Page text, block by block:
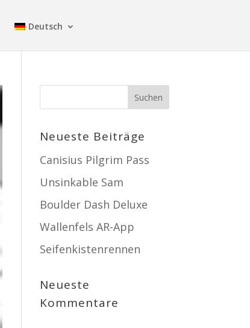
Deutsch
Neueste Beiträge
Canisius Pilgrim Pass
Unsinkable Sam
Boulder Dash Deluxe
Wallenfels AR-App
Seifenkistenrennen
Neueste
Kommentare